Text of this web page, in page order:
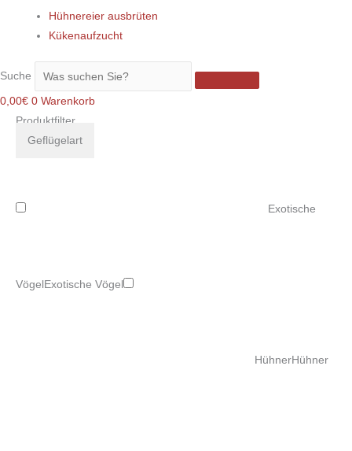
Hühnereier ausbrüten
Kükenaufzucht
Suche
0,00€ 0 Warenkorb
Produktfilter
Geflügelart
Exotische
Vögel Exotische Vögel
HühnerHühner